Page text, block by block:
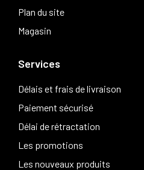
Plan du site
Magasin
Services
Délais et frais de livraison
Paiement sécurisé
Délai de rétractation
Les promotions
Les nouveaux produits